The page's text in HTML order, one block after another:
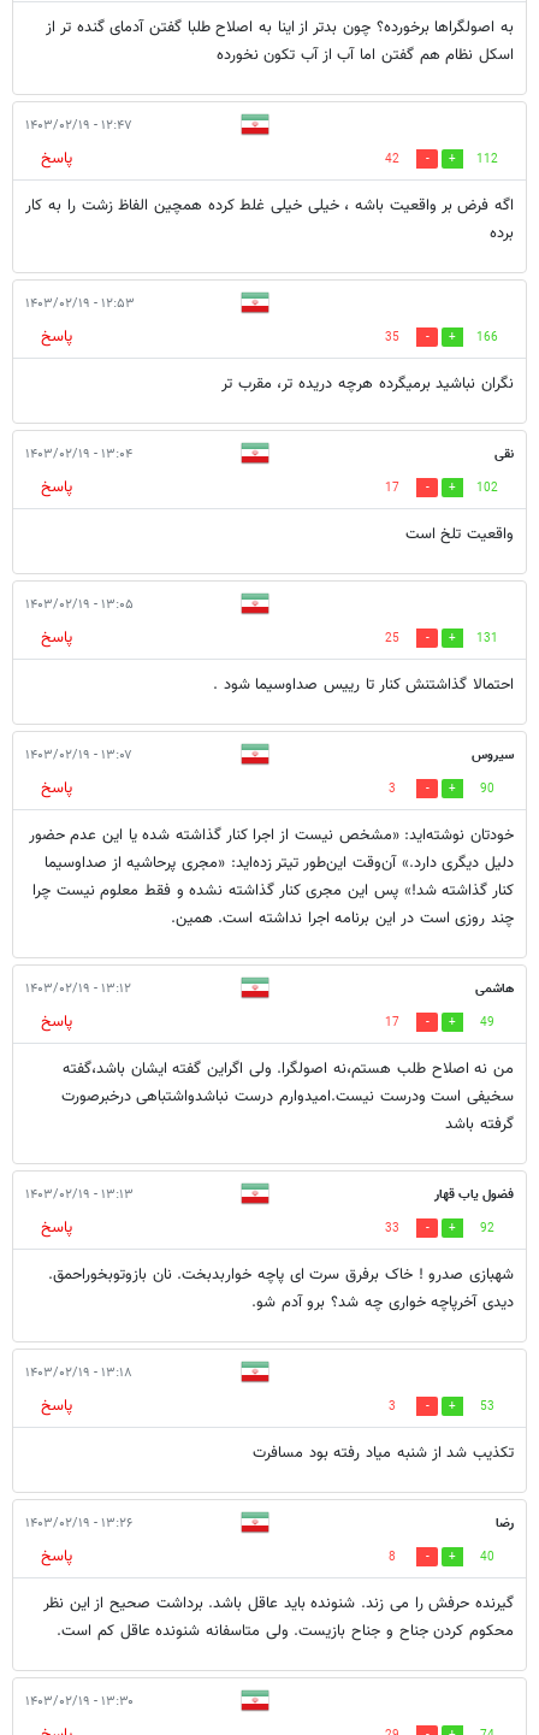
به اصولگراها برخورده؟ چون بدتر از اینا به اصلاح طلبا گفتن آدمای گنده تر از
اسکل نظام هم گفتن اما آب از آب تکون نخورده
۱۲:۴۷ - ۱۴۰۳/۰۲/۱۹
112
42
پاسخ
اگه فرض بر واقعیت باشه ، خیلی خیلی غلط کرده همچین الفاظ زشت را به کار
برده
۱۲:۵۳ - ۱۴۰۳/۰۲/۱۹
166
35
پاسخ
نگران نباشید برمیگرده هرچه دریده تر، مقرب تر
نقی ۱۳:۰۴ - ۱۴۰۳/۰۲/۱۹
102
17
پاسخ
واقعیت تلخ است
۱۳:۰۵ - ۱۴۰۳/۰۲/۱۹
131
25
پاسخ
احتمالا گذاشتنش کنار تا رییس صداوسیما شود .
سیروس ۱۳:۰۷ - ۱۴۰۳/۰۲/۱۹
90
3
پاسخ
خودتان نوشته‌اید: «مشخص نیست از اجرا کنار گذاشته شده یا این عدم حضور
دلیل دیگری دارد.» آن‌وقت این‌طور تیتر زده‌اید: «مجری پرحاشیه از صداوسیما
کنار گذاشته شد!» پس این مجری کنار گذاشته نشده و فقط معلوم نیست چرا
چند روزی است در این برنامه اجرا نداشته است. همین.
هاشمی ۱۳:۱۲ - ۱۴۰۳/۰۲/۱۹
49
17
پاسخ
من نه اصلاح طلب هستم،نه اصولگرا. ولی اگراین گفته ایشان باشد،گفته
سخیفی است ودرست نیست.امیدوارم درست نباشدواشتباهی درخبرصورت
گرفته باشد
فضول یاب قهار ۱۳:۱۳ - ۱۴۰۳/۰۲/۱۹
92
33
پاسخ
شهبازی صدرو ! خاک برفرق سرت ای پاچه خواربدبخت. نان بازوتوبخوراحمق.
دیدی آخرپاچه خواری چه شد؟ برو آدم شو.
۱۳:۱۸ - ۱۴۰۳/۰۲/۱۹
53
3
پاسخ
تکذیب شد از شنبه میاد رفته بود مسافرت
رضا ۱۳:۲۶ - ۱۴۰۳/۰۲/۱۹
40
8
پاسخ
گیرنده حرفش را می زند. شنونده باید عاقل باشد. برداشت صحیح از این نظر
محکوم کردن جناح و جناح بازیست. ولی متاسفانه شنونده عاقل کم است.
۱۳:۳۰ - ۱۴۰۳/۰۲/۱۹